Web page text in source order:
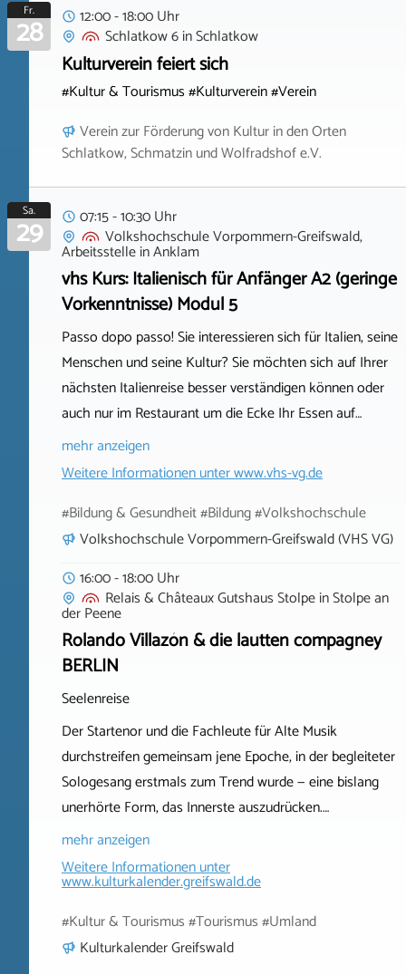
Fr.
28
12:00 - 18:00 Uhr
Schlatkow 6inSchlatkow
Kulturverein feiert sich
#Kultur & Tourismus #Kulturverein #Verein
Verein zur Förderung von Kultur in den Orten
Schlatkow, Schmatzin und Wolfradshof e.V.
Sa.
29
07:15 - 10:30 Uhr
Volkshochschule Vorpommern-Greifswald,
ArbeitsstelleinAnklam
vhs Kurs: Italienisch für Anfänger A2 (geringe
Vorkenntnisse) Modul 5
Passo dopo passo! Sie interessieren sich für Italien, seine
Menschen und seine Kultur? Sie möchten sich auf Ihrer
nächsten Italienreise besser verständigen können oder
auch nur im Restaurant um die Ecke Ihr Essen auf…
mehr anzeigen
Weitere Informationen unterwww.vhs-vg.de
#Bildung & Gesundheit #Bildung #Volkshochschule
Volkshochschule Vorpommern-Greifswald (VHS VG)
16:00 - 18:00 Uhr
Relais & Châteaux Gutshaus StolpeinStolpe an
der Peene
Rolando Villazón & die lautten compagney
BERLIN
Seelenreise
Der Startenor und die Fachleute für Alte Musik
durchstreifen gemeinsam jene Epoche, in der begleiteter
Sologesang erstmals zum Trend wurde — eine bislang
unerhörte Form, das Innerste auszudrücken.…
mehr anzeigen
Weitere Informationen unter
www.kulturkalender.greifswald.de
#Kultur & Tourismus #Tourismus #Umland
Kulturkalender Greifswald